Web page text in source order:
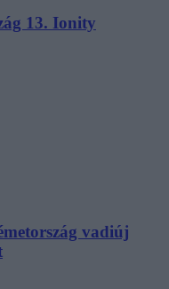
13. Ionity
vadiúj